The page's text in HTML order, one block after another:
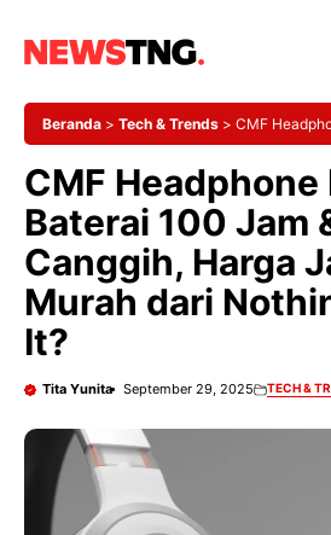
Beranda > Tech & Trends > CMF
It?
CMF Headphone
Baterai 100 Jam
Canggih, Harga
Murah dari
It?
Tita Yunita September 29, 2025 TECH &